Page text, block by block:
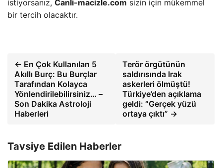
istiyorsanız, Canli-macizle.com sizin için mükemmel
bir tercih olacaktır.
← En Çok Kullanılan 5
Akıllı Burç: Bu Burçlar
Tarafından Kolayca
Yönlendirilebilirsiniz… –
Son Dakika Astroloji
Haberleri
Terör örgütünün
saldırısında Irak
askerleri ölmüştü!
Türkiye’den açıklama
geldi: “Gerçek yüzü
ortaya çıktı” →
Tavsiye Edilen Haberler